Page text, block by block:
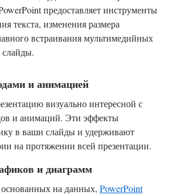
предоставляет инструменты
текста, изменения размера
встраивания мультимедийных
и анимацией
визуально интересной с
и анимаций. Эти эффекты
в ваши слайды и удерживают
на протяжении всей презентации.
и диаграмм
на данных, PowerPoint